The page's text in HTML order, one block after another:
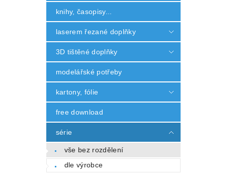
knihy, časopisy...
laserem řezané doplňky
3D tištěné doplňky
modelářské potřeby
kartony, fólie
free download
série
vše bez rozdělení
dle výrobce